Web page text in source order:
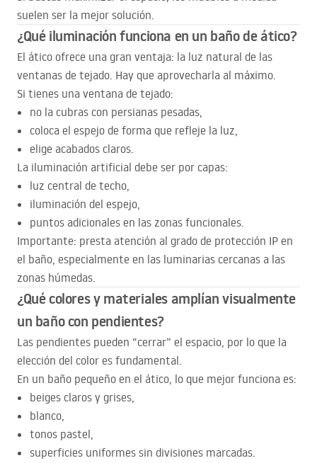
suelen ser la mejor solución.
¿Qué iluminación funciona en un baño de ático?
El ático ofrece una gran ventaja: la luz natural de las
ventanas de tejado. Hay que aprovecharla al máximo.
Si tienes una ventana de tejado:
no la cubras con persianas pesadas,
coloca el espejo de forma que refleje la luz,
elige acabados claros.
La iluminación artificial debe ser por capas:
luz central de techo,
iluminación del espejo,
puntos adicionales en las zonas funcionales.
Importante: presta atención al grado de protección IP en
el baño, especialmente en las luminarias cercanas a las
zonas húmedas.
¿Qué colores y materiales amplían visualmente
un baño con pendientes?
Las pendientes pueden “cerrar” el espacio, por lo que la
elección del color es fundamental.
En un baño pequeño en el ático, lo que mejor funciona es:
beiges claros y grises,
blanco,
tonos pastel,
superficies uniformes sin divisiones marcadas.